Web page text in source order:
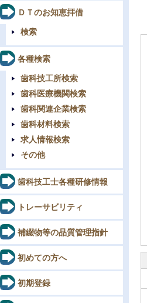
ＤＴのお知恵拝借
検索
各種検索
歯科技工所検索
歯科医療機関検索
歯科関連企業検索
歯科材料検索
求人情報検索
その他
歯科技工士各種研修情報
トレーサビリティ
補綴物等の品質管理指針
初めての方へ
初期登録